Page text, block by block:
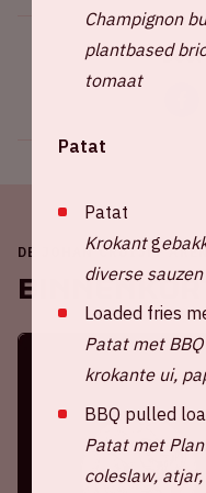
DE JOHAN CRUIJFF
Champignon
plantbased
tomaat
Patat
Patat
Krokantg
diverse sauzen
Loaded fries
Patat met
krokante ui,
BBQ pulled
Patat met
coleslaw,